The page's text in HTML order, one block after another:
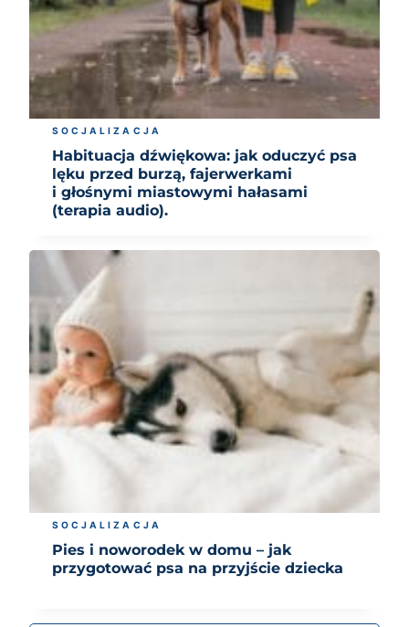
SOCJALIZACJA
Habituacja dźwiękowa: jak oduczyć psa
lęku przed burzą, fajerwerkami
i głośnymi miastowymi hałasami
(terapia audio).
SOCJALIZACJA
Pies i noworodek w domu – jak
przygotować psa na przyjście dziecka